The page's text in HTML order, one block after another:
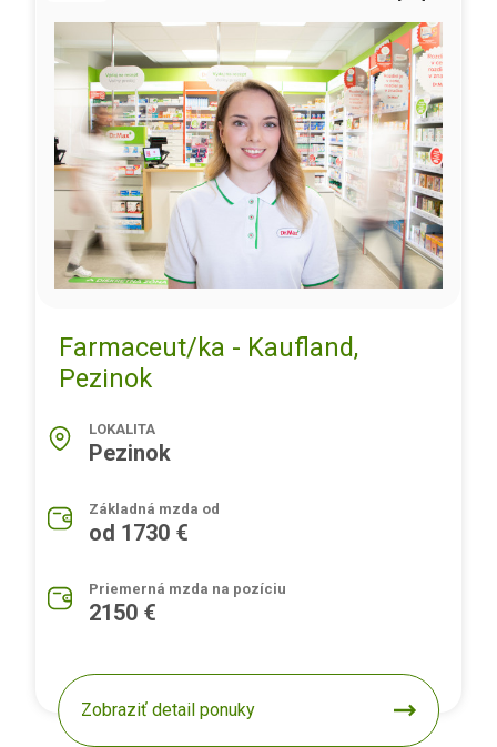
Farmaceut/ka - Kaufland,
Pezinok
LOKALITA
Pezinok
Základná mzda od
od 1730 €
Priemerná mzda na pozíciu
2150 €
Zobraziť detail ponuky